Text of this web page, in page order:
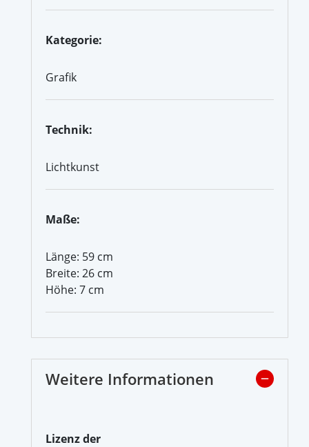
Kategorie:
Grafik
Technik:
Lichtkunst
Maße:
Länge: 59 cm
Breite: 26 cm
Höhe: 7 cm
Weitere Informationen
Lizenz der